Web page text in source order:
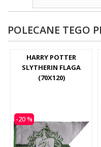
POLECANE TEGO
HARRY POTTER
SLYTHERIN FLAGA
(70X120)
-20 %